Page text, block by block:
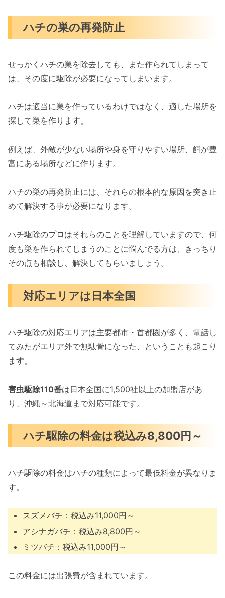
ハチの巣の再発防止
せっかくハチの巣を除去しても、また作られてしまって
は、その度に駆除が必要になってしまいます。
ハチは適当に巣を作っているわけではなく、適した場所を
探して巣を作ります。
例えば、外敵が少ない場所や身を守りやすい場所、餌が豊
富にある場所などに作ります。
ハチの巣の再発防止には、それらの根本的な原因を突き止
めて解決する事が必要になります。
ハチ駆除のプロはそれらのことを理解していますので、何
度も巣を作られてしまうのことに悩んでる方は、きっちり
その点も相談し、解決してもらいましょう。
対応エリアは日本全国
ハチ駆除の対応エリアは主要都市・首都圏が多く、電話し
てみたがエリア外で無駄骨になった、ということも起こり
ます。
害虫駆除110番は日本全国に1,500社以上の加盟店があ
り、沖縄～北海道まで対応可能です。
ハチ駆除の料金は税込み8,800円～
ハチ駆除の料金はハチの種類によって最低料金が異なりま
す。
スズメバチ：税込み11,000円～
アシナガバチ：税込み8,800円～
ミツバチ：税込み11,000円～
この料金には出張費が含まれています。